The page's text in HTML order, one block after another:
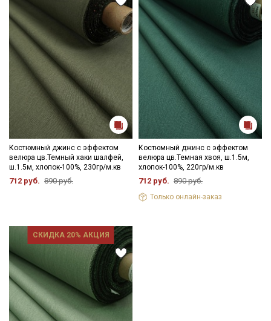
Костюмный джинс с эффектом
велюра цв.Темный хаки шалфей,
ш.1.5м, хлопок-100%, 230гр/м.кв
712 руб. 890 руб.
Костюмный джинс с эффектом
велюра цв.Темная хвоя, ш.1.5м,
хлопок-100%, 220гр/м.кв
712 руб. 890 руб.
Только онлайн-заказ
СКИДКА 20% АКЦИЯ